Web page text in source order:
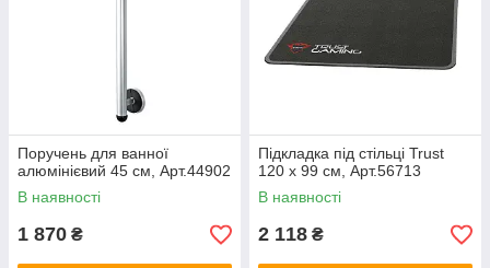
Поручень для ванної
алюмінієвий 45 см, Арт.44902
В наявності
1 870 ₴
Підкладка під стільці Trust
120 х 99 см, Арт.56713
В наявності
2 118 ₴